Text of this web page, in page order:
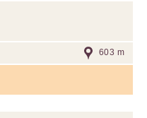
603 m